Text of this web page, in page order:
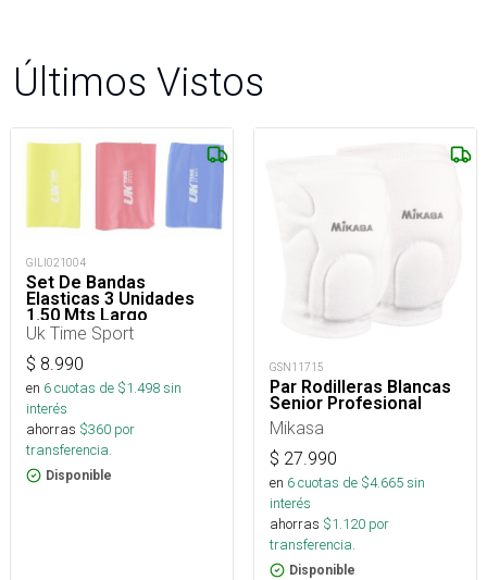
Últimos Vistos
GILI021004
Set De Bandas
Elasticas 3 Unidades
1.50 Mts Largo
Uk Time Sport
$ 8.990
en 6cuotas de $1.498sin
interés
ahorras $360 por
transferencia.
Disponible
GSN11715
Par Rodilleras Blancas
Senior Profesional
Mikasa
$ 27.990
en 6cuotas de $4.665sin
interés
ahorras $1.120 por
transferencia.
Disponible